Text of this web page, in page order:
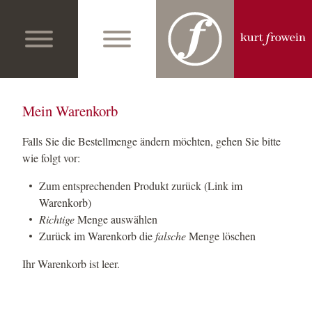
Mein Warenkorb
Falls Sie die Bestellmenge ändern möchten, gehen Sie bitte
wie folgt vor:
Zum entsprechenden Produkt zurück (Link im
Warenkorb)
RichtigeMenge auswählen
Zurück im Warenkorb diefalscheMenge löschen
Ihr Warenkorb ist leer.